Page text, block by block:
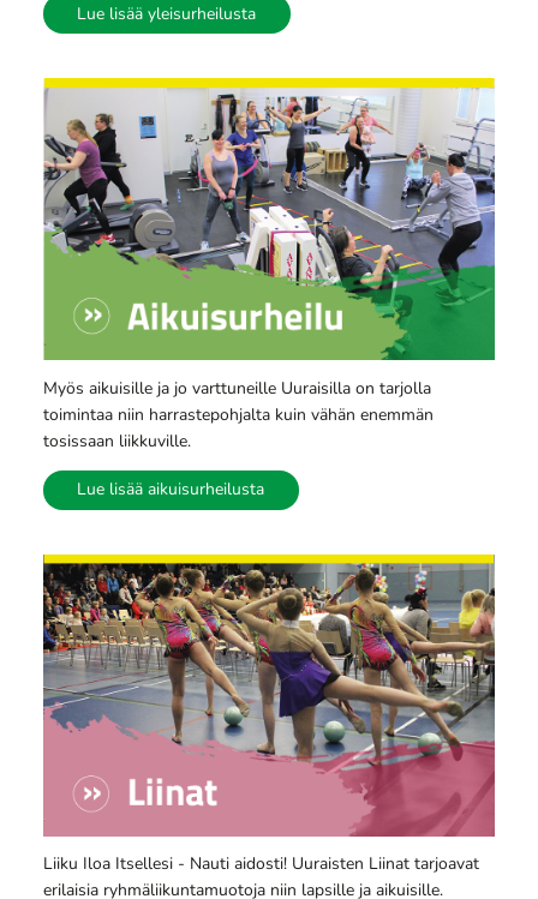
Lue lisää yleisurheilusta
Myös aikuisille ja jo varttuneille Uuraisilla on tarjolla
toimintaa niin harrastepohjalta kuin vähän enemmän
tosissaan liikkuville.
Lue lisää aikuisurheilusta
Liiku Iloa Itsellesi - Nauti aidosti! Uuraisten Liinat tarjoavat
erilaisia ryhmäliikuntamuotoja niin lapsille ja aikuisille.